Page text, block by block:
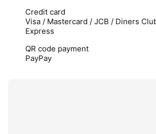
Credit card
Visa / Mastercard / JCB / Diners
Express
QR code payment
PayPay